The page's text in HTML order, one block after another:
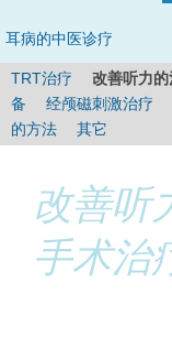
注意耳鸣，成功的状态
音，处于无耳鸣状态（详
时间：3次/天（睡前一
耳病的中医诊疗
TRT治疗 改善听力
备
经颅磁刺激治疗
的方法
其它
改善听
手术治